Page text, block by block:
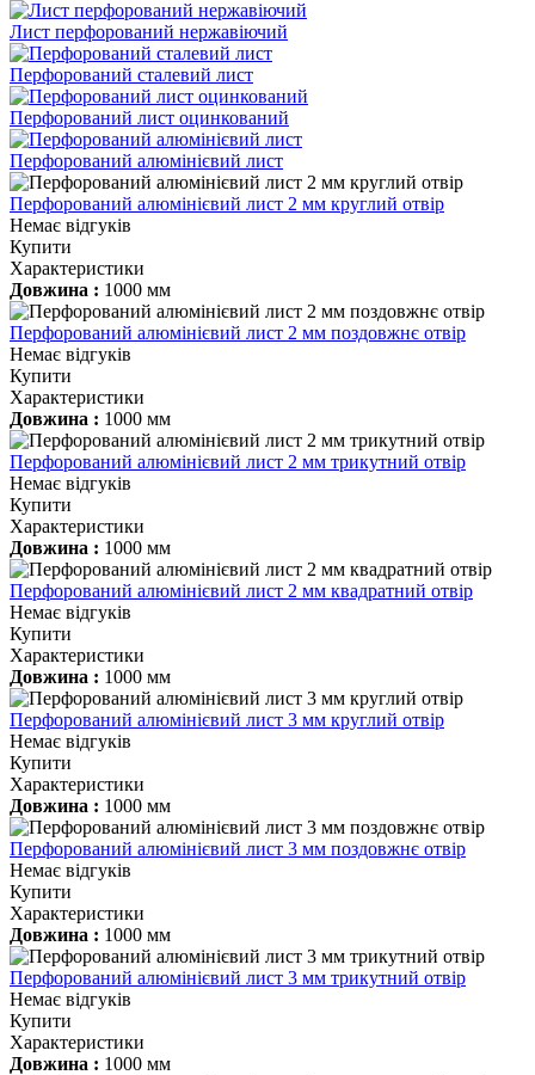
Лист перфорований нержавіючий
Перфорований сталевий лист
Перфорований лист оцинкований
Перфорований алюмінієвий лист
Перфорований алюмінієвий лист 2 мм круглий отвір
Немає відгуків
Купити
Характеристики
Довжина : 1000 мм
Перфорований алюмінієвий лист 2 мм поздовжнє отвір
Немає відгуків
Купити
Характеристики
Довжина : 1000 мм
Перфорований алюмінієвий лист 2 мм трикутний отвір
Немає відгуків
Купити
Характеристики
Довжина : 1000 мм
Перфорований алюмінієвий лист 2 мм квадратний отвір
Немає відгуків
Купити
Характеристики
Довжина : 1000 мм
Перфорований алюмінієвий лист 3 мм круглий отвір
Немає відгуків
Купити
Характеристики
Довжина : 1000 мм
Перфорований алюмінієвий лист 3 мм поздовжнє отвір
Немає відгуків
Купити
Характеристики
Довжина : 1000 мм
Перфорований алюмінієвий лист 3 мм трикутний отвір
Немає відгуків
Купити
Характеристики
Довжина : 1000 мм